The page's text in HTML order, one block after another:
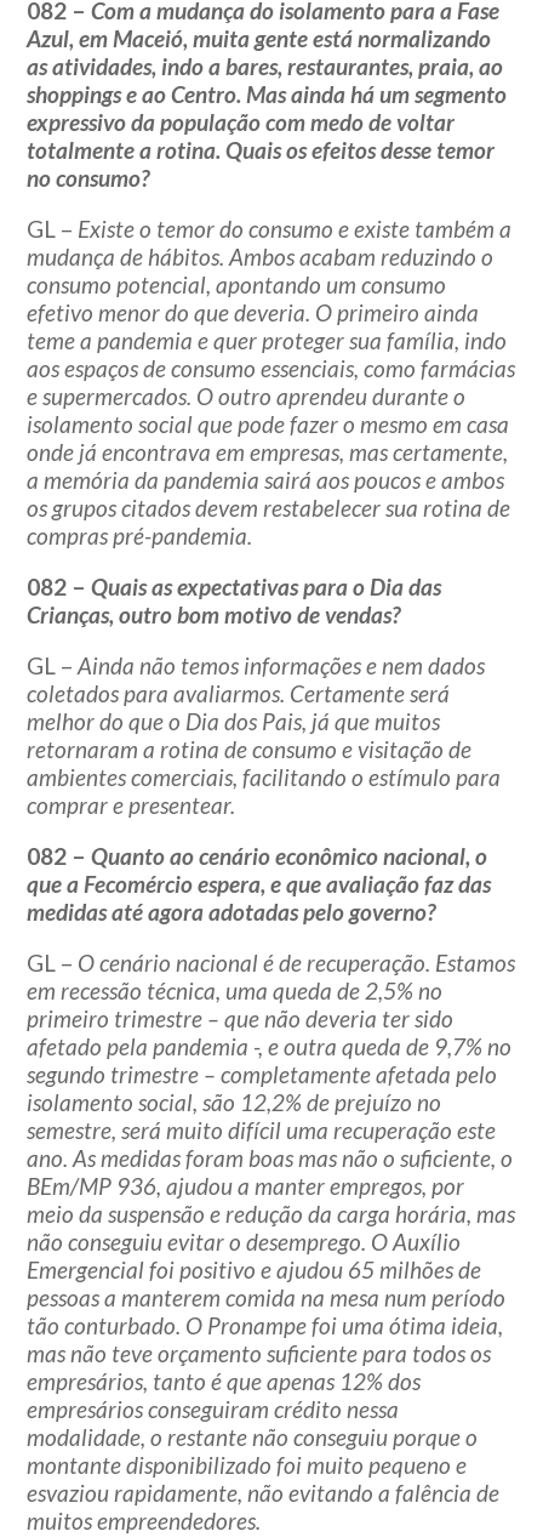
082 –Com a mudança do isolamento para a Fase
Azul, em Maceió, muita gente está normalizando
as atividades, indo a bares, restaurantes, praia, ao
shoppings e ao Centro. Mas ainda há um segmento
expressivo da população com medo de voltar
totalmente a rotina. Quais os efeitos desse temor
no consumo?
GL – Existe o temor do consumo e existe também a
mudança de hábitos. Ambos acabam reduzindo o
consumo potencial, apontando um consumo
efetivo menor do que deveria. O primeiro ainda
teme a pandemia e quer proteger sua família, indo
aos espaços de consumo essenciais, como farmácias
e supermercados. O outro aprendeu durante o
isolamento social que pode fazer o mesmo em casa
onde já encontrava em empresas, mas certamente,
a memória da pandemia sairá aos poucos e ambos
os grupos citados devem restabelecer sua rotina de
compras pré-pandemia.
082 –Quais as expectativas para o Dia das
Crianças, outro bom motivo de vendas?
GL –Ainda não temos informações e nem dados
coletados para avaliarmos. Certamente será
melhor do que o Dia dos Pais, já que muitos
retornaram a rotina de consumo e visitação de
ambientes comerciais, facilitando o estímulo para
comprar e presentear.
082 –Quanto ao cenário econômico nacional, o
que a Fecomércio espera, e que avaliação faz das
medidas até agora adotadas pelo governo?
GL – O cenário nacional é de recuperação. Estamos
em recessão técnica, uma queda de 2,5% no
primeiro trimestre – que não deveria ter sido
afetado pela pandemia -, e outra queda de 9,7% no
segundo trimestre – completamente afetada pelo
isolamento social, são 12,2% de prejuízo no
semestre, será muito difícil uma recuperação este
ano. As medidas foram boas mas não o suficiente, o
BEm/MP 936, ajudou a manter empregos, por
meio da suspensão e redução da carga horária, mas
não conseguiu evitar o desemprego. O Auxílio
Emergencial foi positivo e ajudou 65 milhões de
pessoas a manterem comida na mesa num período
tão conturbado. O Pronampe foi uma ótima ideia,
mas não teve orçamento suficiente para todos os
empresários, tanto é que apenas 12% dos
empresários conseguiram crédito nessa
modalidade, o restante não conseguiu porque o
montante disponibilizado foi muito pequeno e
esvaziou rapidamente, não evitando a falência de
muitos empreendedores.